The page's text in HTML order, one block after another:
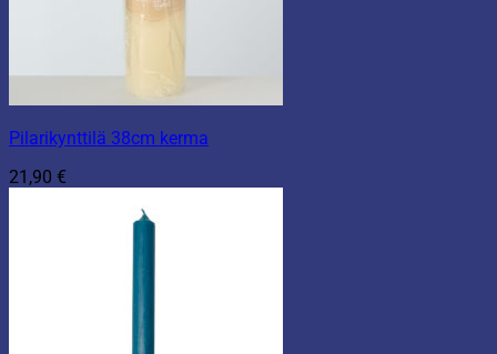
Pilarikynttilä 38cm kerma
21,90 €